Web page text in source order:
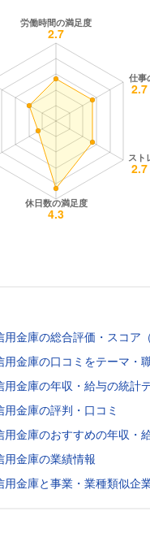
金庫の総合評価・スコア
用金庫の口コミをテーマ・
金庫の年収・給与の統計
金庫の評判・口コミ
用金庫のおすすめの年収・
用金庫の業績情報
用金庫と事業・業種類似企